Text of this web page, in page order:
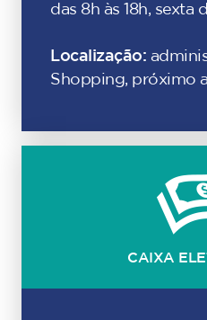
das 8h às 18h, sexta
Localização:
Shopping, próximo
CAIXA